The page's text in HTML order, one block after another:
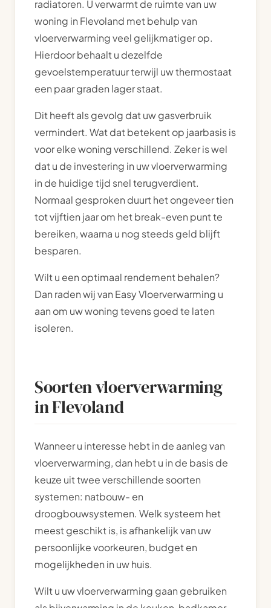
radiatoren. U verwarmt de ruimte van uw
woning in Flevoland met behulp van
vloerverwarming veel gelijkmatiger op.
Hierdoor behaalt u dezelfde
gevoelstemperatuur terwijl uw thermostaat
een paar graden lager staat.
Dit heeft als gevolg dat uw gasverbruik
vermindert. Wat dat betekent op jaarbasis is
voor elke woning verschillend. Zeker is wel
dat u de investering in uw vloerverwarming
in de huidige tijd snel terugverdient.
Normaal gesproken duurt het ongeveer tien
tot vijftien jaar om het break-even punt te
bereiken, waarna u nog steeds geld blijft
besparen.
Wilt u een optimaal rendement behalen?
Dan raden wij van Easy Vloerverwarming u
aan om uw woning tevens goed te laten
isoleren.
Soorten vloerverwarming
in Flevoland
Wanneer u interesse hebt in de aanleg van
vloerverwarming, dan hebt u in de basis de
keuze uit twee verschillende soorten
systemen: natbouw- en
droogbouwsystemen. Welk systeem het
meest geschikt is, is afhankelijk van uw
persoonlijke voorkeuren, budget en
mogelijkheden in uw huis.
Wilt u uw vloerverwarming gaan gebruiken